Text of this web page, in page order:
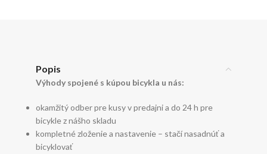
Popis
Výhody spojené s kúpou bicykla u nás:
okamžitý odber pre kusy v predajni a do 24 h pre
bicykle z nášho skladu
kompletné zloženie a nastavenie – stačí nasadnúť a
bicyklovať